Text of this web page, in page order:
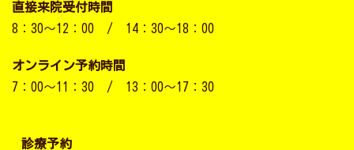
直接来院受付時間
8：30～12：00 / 14：30～18：00
オンライン予約時間
7：00～11：30 / 13：00～17：30
診療予約